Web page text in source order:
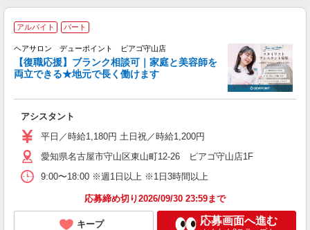
アルバイト パート
ヘアサロン デューポイント ピアゴ守山店
【復職応援】ブランク相談可｜家庭と美容師を
両立できる★地元で長く働けます
アシスタント
平日／時給1,180円 土日祝／時給1,200円
愛知県名古屋市守山区東山町12-26 ピアゴ守山店1F
9:00〜18:00 ※週1日以上 ※1日3時間以上
応募締め切り2026/09/30 23:59まで
キープ 応募画面へ進む